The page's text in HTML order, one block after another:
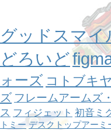
グッドスマ
どろいど
ォーズ コトブキヤ
ズ フレームアームズ
ス フィジェット 初音ミ
トミー デスクトップアーミ